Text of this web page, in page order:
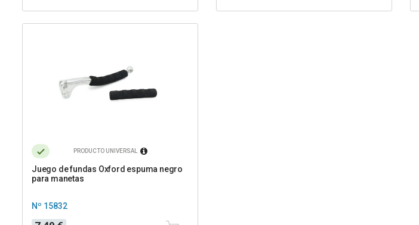
PRODUCTO UNIVERSAL
Juego de fundas Oxford espuma negro
para manetas
Nº 15832